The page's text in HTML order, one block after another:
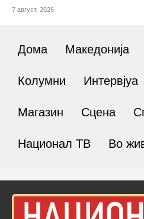
7 август, 2026
Дома Македонија
Колумни Интервјуа
Магазин Сцена
Национал ТВ Во